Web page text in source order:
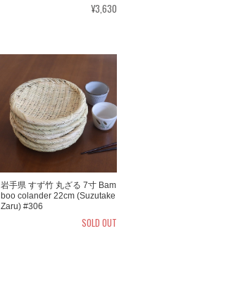
¥3,630
岩手県 すず竹 丸ざる 7寸 Bam
boo colander 22cm (Suzutake
Zaru) #306
SOLD OUT